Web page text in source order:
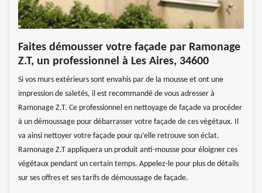
Faites démousser votre façade par Ramonage
Z.T, un professionnel à Les Aires, 34600
Si vos murs extérieurs sont envahis par de la mousse et ont une
impression de saletés, il est recommandé de vous adresser à
Ramonage Z.T. Ce professionnel en nettoyage de façade va procéder
à un démoussage pour débarrasser votre façade de ces végétaux. Il
va ainsi nettoyer votre façade pour qu‘elle retrouve son éclat.
Ramonage Z.T appliquera un produit anti-mousse pour éloigner ces
végétaux pendant un certain temps. Appelez-le pour plus de détails
sur ses offres et ses tarifs de démoussage de façade.